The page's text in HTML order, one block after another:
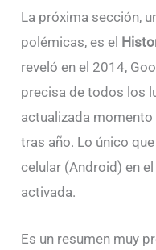
La próxima sección,
polémicas, es el
reveló en el 2014,
precisa de todos los
actualizada
tras año. Lo único
celular (Android) en
activada.
Es un resumen muy